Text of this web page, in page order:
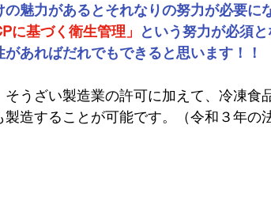
魅力があるとそれなりの努力が必要に
に基づく衛生管理」
という努力が必須と
あればだれでもできると思います！！
そうざい製造業の許可に加えて、冷凍食
製造することが可能です。（令和３年の